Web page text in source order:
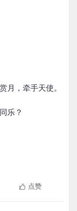
月，牵手天使。
乐？
点赞